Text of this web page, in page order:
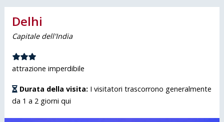
Delhi
Capitale dell'India
attrazione imperdibile
Durata della visita:I visitatori trascorrono generalmente
da 1 a 2 giorni qui